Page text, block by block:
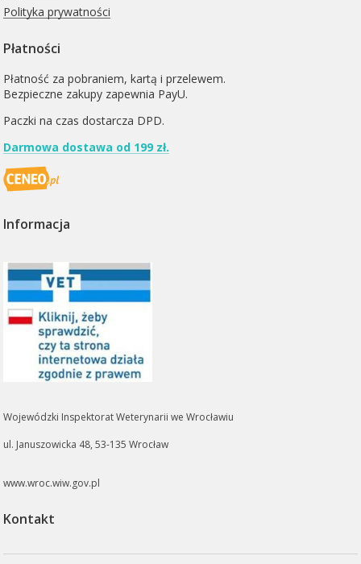
Polityka prywatności
Płatności
Płatność za pobraniem, kartą i przelewem.
Bezpieczne zakupy zapewnia PayU.
Paczki na czas dostarcza DPD.
Darmowa dostawa od 199 zł.
Informacja
Wojewódzki Inspektorat Weterynarii we Wrocławiu
ul. Januszowicka 48, 53-135 Wrocław
www.wroc.wiw.gov.pl
Kontakt